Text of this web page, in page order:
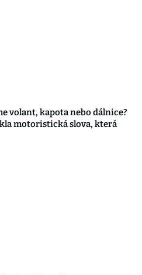
volant, kapota nebo dálnice?
motoristická slova, která